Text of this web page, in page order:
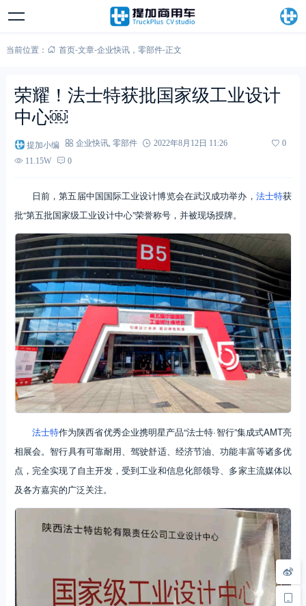
当前位置： 首页-文章-企业快讯， 零部件-正文
荣耀！法士特获批国家级工业设计
中心￼
提加小编 企业快讯, 零部件 2022年8月12日 11:26
0
11.15W
0
日前，第五届中国国际工业设计博览会在武汉成功举办， 法士特获
批“第五批国家级工业设计中心”荣誉称号，并被现场授牌。
法士特作为陕西省优秀企业携明星产品“法士特·智行”集成式AMT亮
相展会。智行具有可靠耐用、驾驶舒适、经济节油、功能丰富等诸多优
点，完全实现了自主开发，受到工业和信息化部领导、多家主流媒体以
及各方嘉宾的广泛关注。